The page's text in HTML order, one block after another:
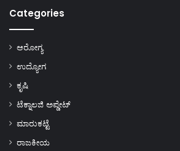
Categories
ಆರೋಗ್ಯ
ಉದ್ಯೋಗ
ಕೃಷಿ
ಟೆಕ್ನಾಲಜಿ ಅಪ್ಡೇಟ್
ಮಾರುಕಟ್ಟೆ
ರಾಜಕೀಯ